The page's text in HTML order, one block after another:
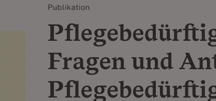
Publikation
Fragen und